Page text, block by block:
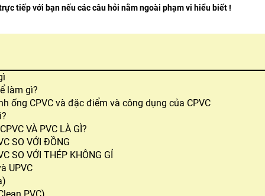
tiếp với bạn nếu các câu hỏi nằm ngoài phạm vi hiểu biết !
làm gì?
ống CPVC và đặc điểm và công dụng của CPVC
VÀ PVC LÀ GÌ?
SO VỚI ĐỒNG
SO VỚI THÉP KHÔNG GỈ
UPVC